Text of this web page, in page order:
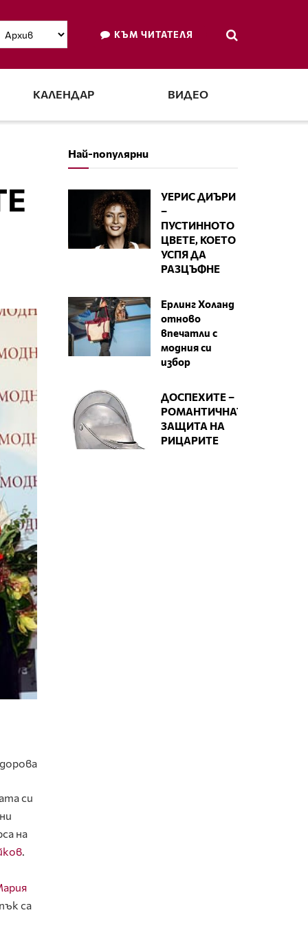
КЪМ ЧИТАТЕЛЯ
КАЛЕНДАР ВИДЕО
си
на
.
са
Най-популярни
УЕРИС ДИЪРИ
–
ПУСТИННОТО
ЦВЕТЕ, КОЕТО
УСПЯ ДА
РАЗЦЪФНЕ
Ерлинг Холанд
отново
впечатли с
модния си
избор
ДОСПЕХИТЕ –
РОМАНТИЧНАТА
ЗАЩИТА НА
РИЦАРИТЕ